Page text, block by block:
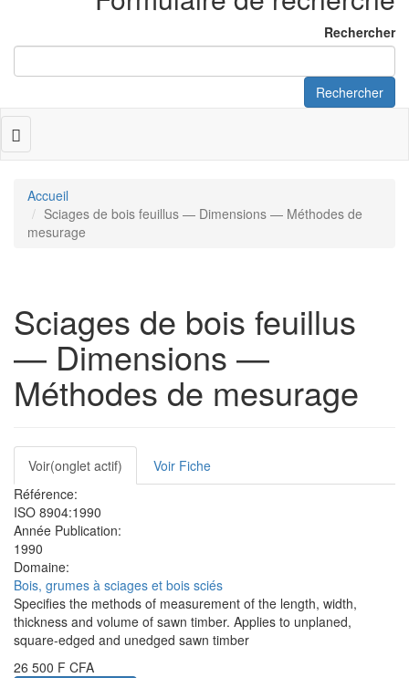
Rechercher
Rechercher
Toggle
navigation
Accueil
Sciages de bois feuillus — Dimensions — Méthodes de
mesurage
Sciages de bois feuillus
— Dimensions —
Méthodes de mesurage
Onglets
principaux
Voir(onglet actif)
Voir Fiche
Référence:
ISO 8904:1990
Année Publication:
1990
Domaine:
Bois, grumes à sciages et bois sciés
Specifies the methods of measurement of the length, width,
thickness and volume of sawn timber. Applies to unplaned,
square-edged and unedged sawn timber
26 500 F CFA